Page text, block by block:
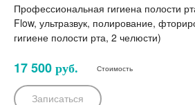
Профессиональная гигиена полости
Flow, ультразвук, полирование,
гигиене полости рта, 2 челюсти)
17 500 руб. Стоимость
Записаться